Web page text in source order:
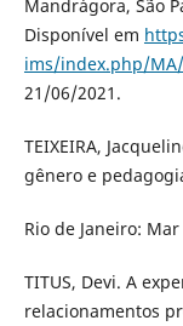
Mandrágora, São
Disponível em
ims/index.php/
21/06/2021.
TEIXEIRA,
gênero e
Rio de Janeiro:
TITUS, Devi. A
relacionamentos